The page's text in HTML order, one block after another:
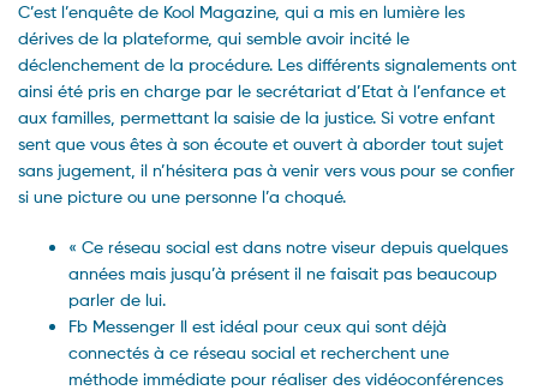
C’est l’enquête de Kool Magazine, qui a mis en lumière les
dérives de la plateforme, qui semble avoir incité le
déclenchement de la procédure. Les différents signalements ont
ainsi été pris en charge par le secrétariat d’Etat à l’enfance et
aux familles, permettant la saisie de la justice. Si votre enfant
sent que vous êtes à son écoute et ouvert à aborder tout sujet
sans jugement, il n’hésitera pas à venir vers vous pour se confier
si une picture ou une personne l’a choqué.
« Ce réseau social est dans notre viseur depuis quelques
années mais jusqu’à présent il ne faisait pas beaucoup
parler de lui.
Fb Messenger Il est idéal pour ceux qui sont déjà
connectés à ce réseau social et recherchent une
méthode immédiate pour réaliser des vidéoconférences